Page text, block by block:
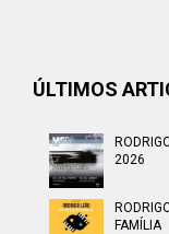
ÚLTIMOS
2026
FAMÍLIA